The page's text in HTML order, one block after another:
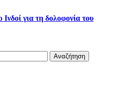
για τη δολοφονία του